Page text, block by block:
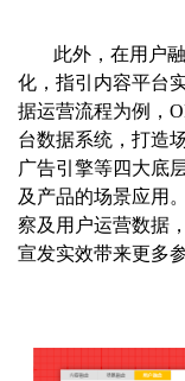
此外，在用户
化，指引内容平台
据运营流程为例，
台数据系统，打造
广告引擎等四大底
及产品的场景应用
察及用户运营数据
宣发实效带来更多